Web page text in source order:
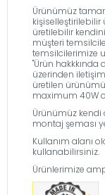
Ürünümüz
kişiselleştirilebilir
üretilebilir
müşteri
temsilcilerimize
''Ürün hakkkında
üzerinden
üretilen
maximum 40W
Ürünümüz
montaj şeması
Kullanım alanı
kullanabilirsiniz.
Ürünlerimize